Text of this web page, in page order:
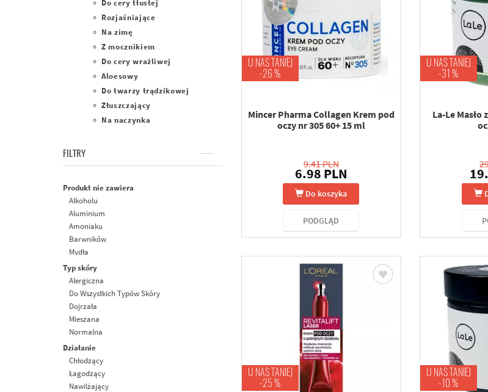
Do cery tłustej
Rozjaśniające
Na zimę
Z mocznikiem
Do cery wrażliwej
Aloesowy
Do twarzy trądzikowej
Złuszczający
Na naczynka
FILTRY
Produkt nie zawiera
Alkoholu
Aluminium
Amoniaku
Barwników
Mydła
Olejów Mineralnych
Parabenów
Parafiny
Peg
Siarczanów
Silikonów
Substancji Zapachowych
Typ skóry
Alergiczna
Do Wszystkich Typów Skóry
Dojrzała
Mieszana
Normalna
Problematyczna
Sucha
Tłusta
Wrażliwa
Działanie
Chłodzący
Łagodzący
Nawilżający
U NAS TANIEJ
-26 %
Mincer Pharma Collagen Krem pod
oczy nr 305 60+ 15 ml
9.41 PLN
6.98 PLN
Do koszyka
PODGLĄD
U NAS TANIEJ
-31 %
La-Le
U NAS TANIEJ
-25 %
U NAS TANIEJ
-10 %